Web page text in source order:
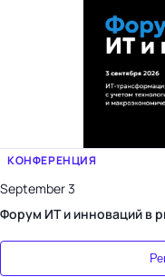
КОНФЕРЕНЦИЯ
September 3
Форум ИТ и инноваций в